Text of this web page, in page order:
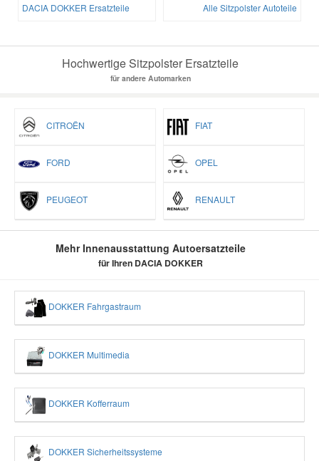
DACIA DOKKER Ersatzteile Alle Sitzpolster Autoteile
Hochwertige Sitzpolster Ersatzteile
für andere Automarken
CITROËN FIAT
FORD OPEL
PEUGEOT RENAULT
Mehr Innenausstattung Autoersatzteile
für Ihren DACIA DOKKER
DOKKER Fahrgastraum
DOKKER Multimedia
DOKKER Kofferraum
DOKKER Sicherheitssysteme